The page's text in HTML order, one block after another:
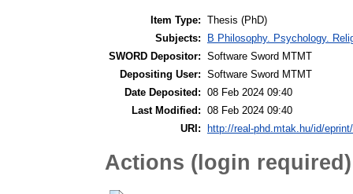
Item Type: Thesis (PhD)
Subjects:
B Philosophy. Psychology.
SWORD Depositor: Software Sword MTMT
Depositing User: Software Sword MTMT
Date Deposited: 08 Feb 2024 09:40
Last Modified: 08 Feb 2024 09:40
URI:
http://real-phd.mtak.hu/id/
Actions (login required)